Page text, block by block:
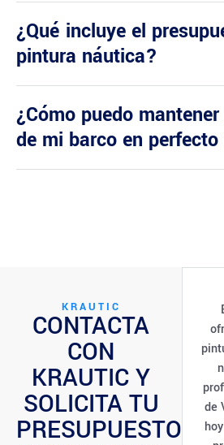
¿Qué incluye el
pintura náutica?
¿Cómo puedo
de mi barco en
KRAUTIC
CONTACTA
CON
KRAUTIC Y
SOLICITA TU
PRESUPUESTO
de